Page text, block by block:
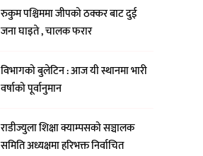
रुकुम पश्चिममा जीपको ठक्कर बाट दुई
जना घाइते , चालक फरार
विभागको बुलेटिन : आज यी स्थानमा भारी
वर्षाको पूर्वानुमान
राडीज्युला शिक्षा क्याम्पसको सञ्चालक
समिति अध्यक्षमा हरिभक्त निर्वाचित